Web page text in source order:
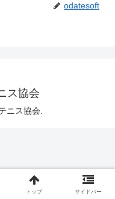
odatesoft
ス協会
ニス協会.
トップ サイドバー